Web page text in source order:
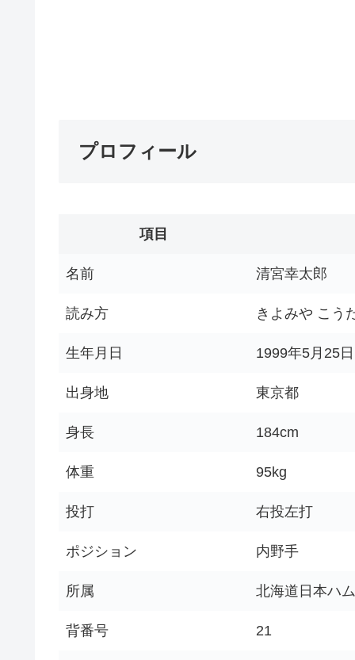
プロフィール
項目
名前 清宮幸太郎
読み方 きよみや こう
生年月日 1999年5月25日
出身地 東京都
身長 184cm
体重 95kg
投打 右投左打
ポジション 内野手
所属 北海道日本ハ
背番号 21